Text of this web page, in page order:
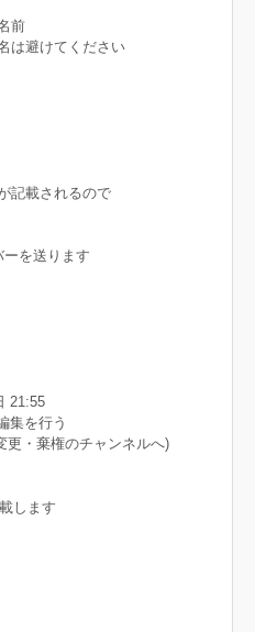
前
は避けてください
記載されるので
を送ります
21:55
集を行う
・棄権のチャンネルへ)
します